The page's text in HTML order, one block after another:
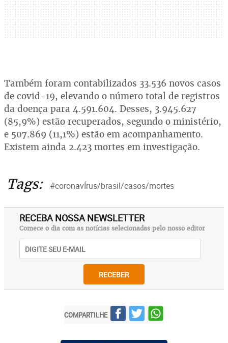
Também foram contabilizados 33.536 novos casos
de covid-19, elevando o número total de registros
da doença para 4.591.604. Desses, 3.945.627
(85,9%) estão recuperados, segundo o ministério,
e 507.869 (11,1%) estão em acompanhamento.
Existem ainda 2.423 mortes em investigação.
Tags: #coronavÍrus/brasil/casos/mortes
RECEBA NOSSA NEWSLETTER
Comece o dia com as notícias selecionadas pelo nosso editor
RECEBER
COMPARTILHE